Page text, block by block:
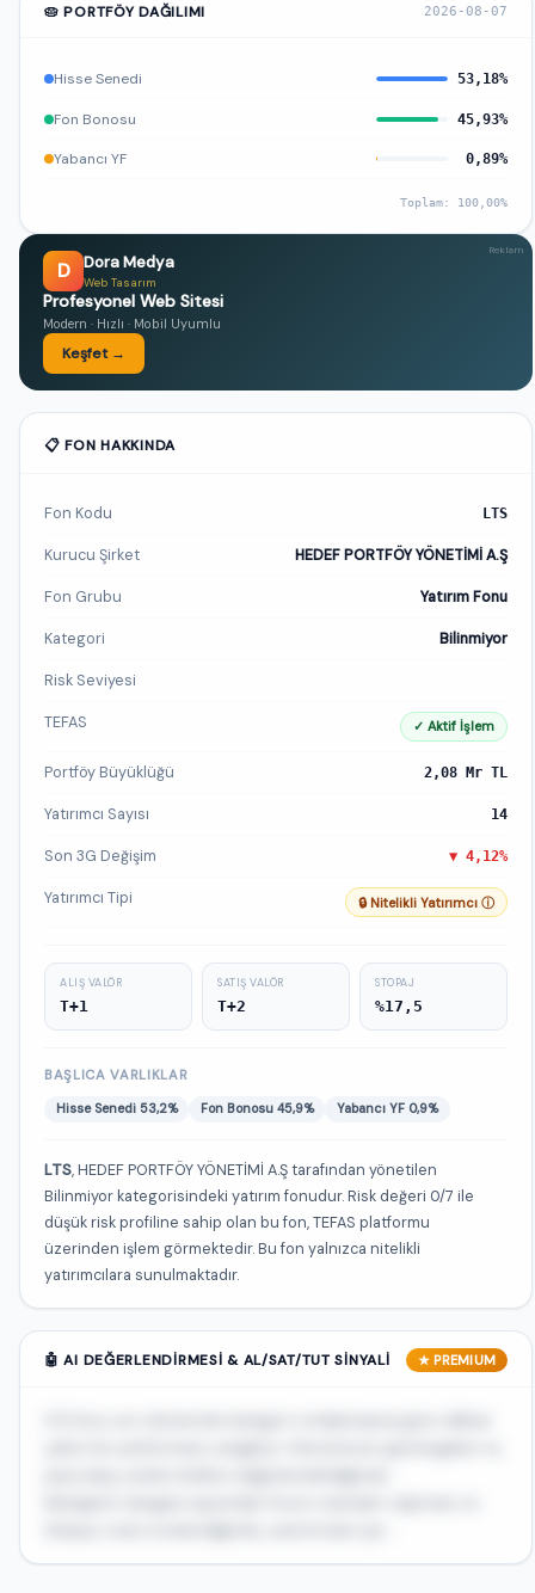
🥧 PORTFÖY DAĞILIMI 2026-08-07
Hisse Senedi 53,18%
Fon Bonosu 45,93%
Yabancı YF 0,89%
Toplam: 100,00%
D Dora Medya
Web Tasarım
Profesyonel Web Sitesi
Modern · Hızlı · Mobil Uyumlu
Keşfet →
Reklam
📋 FON HAKKINDA
Fon Kodu LTS
Kurucu Şirket HEDEF PORTFÖY YÖNETİMİ A.Ş
Fon Grubu Yatırım Fonu
Kategori Bilinmiyor
Risk Seviyesi
TEFAS ✓ Aktif İşlem
Portföy Büyüklüğü 2,08 Mr TL
Yatırımcı Sayısı 14
Son 3G Değişim ▼ 4,12%
Yatırımcı Tipi 🔒 Nitelikli Yatırımcı ⓘ
ALIŞ VALÖR
T+1
SATIŞ VALÖR
T+2
STOPAJ
%17,5
BAŞLICA VARLIKLAR
Hisse Senedi 53,2% Fon Bonosu 45,9% Yabancı YF 0,9%
LTS, HEDEF PORTFÖY YÖNETİMİ A.Ş tarafından yönetilen
Bilinmiyor kategorisindeki yatırım fonudur. Risk değeri 0/7 ile
düşük risk profiline sahip olan bu fon, TEFAS platformu
üzerinden işlem görmektedir. Bu fon yalnızca nitelikli
yatırımcılara sunulmaktadır.
🤖 AI DEĞERLENDIRMESI & AL/SAT/TUT SINYALI ★ PREMIUM